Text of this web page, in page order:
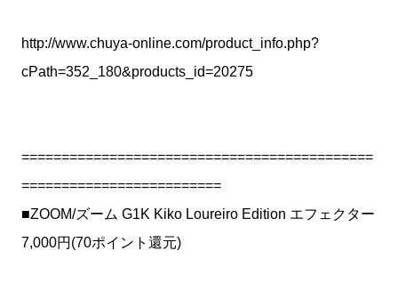
http://www.chuya-online.com/product_info.php?
cPath=352_180&products_id=20275
============================================
=========================
■ZOOM/ズーム G1K Kiko Loureiro Edition エフェクター
7,000円(70ポイント還元)